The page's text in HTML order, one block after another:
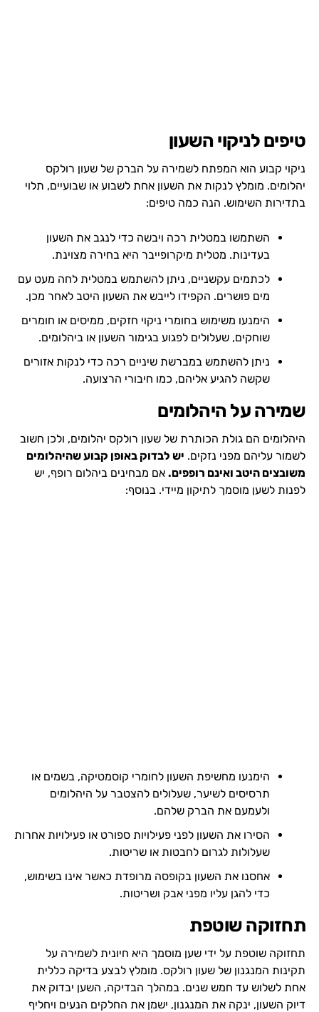
טיפים לניקוי השעון
ניקוי קבוע הוא המפתח לשמירה על הברק של שעון רולקס
יהלומים. מומלץ לנקות את השעון אחת לשבוע או שבועיים, תלוי
בתדירות השימוש. הנה כמה טיפים:
השתמשו במטלית רכה ויבשה כדי לנגב את השעון
בעדינות. מטלית מיקרופייבר היא בחירה מצוינת.
לכתמים עקשניים, ניתן להשתמש במטלית לחה מעט עם
מים פושרים. הקפידו לייבש את השעון היטב לאחר מכן.
הימנעו משימוש בחומרי ניקוי חזקים, ממיסים או חומרים
שוחקים, שעלולים לפגוע בגימור השעון או ביהלומים.
ניתן להשתמש במברשת שיניים רכה כדי לנקות אזורים
שקשה להגיע אליהם, כמו חיבורי הרצועה.
שמירה על היהלומים
היהלומים הם גולת הכותרת של שעון רולקס יהלומים, ולכן חשוב
לשמור עליהם מפני נזקים. יש לבדוק באופן קבוע שהיהלומים
משובצים היטב ואינם רופפים.אם מבחינים ביהלום רופף, יש
לפנות לשען מוסמך לתיקון מיידי. בנוסף:
הימנעו מחשיפת השעון לחומרי קוסמטיקה, בשמים או
תרסיסים לשיער, שעלולים להצטבר על היהלומים
ולעמעם את הברק שלהם.
הסירו את השעון לפני פעילויות ספורט או פעילויות אחרות
שעלולות לגרום לחבטות או שריטות.
אחסנו את השעון בקופסה מרופדת כאשר אינו בשימוש,
כדי להגן עליו מפני אבק ושריטות.
תחזוקה שוטפת
תחזוקה שוטפת על ידי שען מוסמך היא חיונית לשמירה על
תקינות המנגנון של שעון רולקס. מומלץ לבצע בדיקה כללית
אחת לשלוש עד חמש שנים. במהלך הבדיקה, השען יבדוק את
דיוק השעון, ינקה את המנגנון, ישמן את החלקים הנעים ויחליף